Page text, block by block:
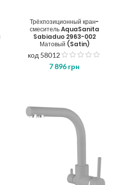
Трёхпозиционный кран-
смеситель AquaSanita
Sabiaduo 2963-002
Матовый (Satin)
код 58012
7 896 грн